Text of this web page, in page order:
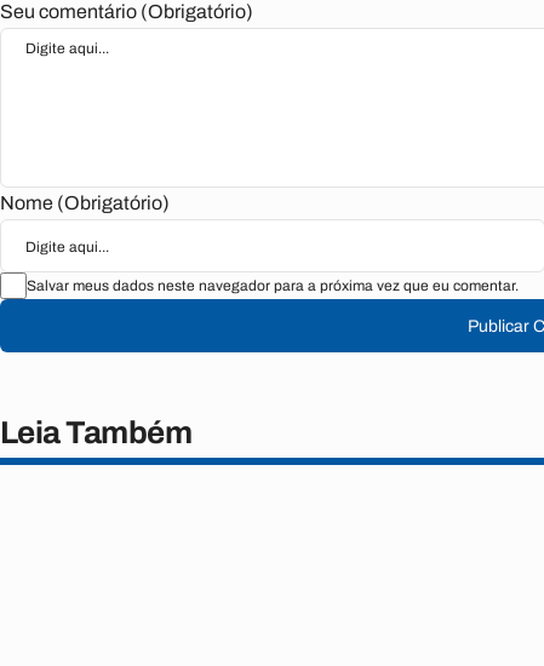
Seu comentário (Obrigatório)
Nome (Obrigatório)
Salvar meus dados neste navegador para a próxima vez que eu comentar.
Publicar
Leia Também